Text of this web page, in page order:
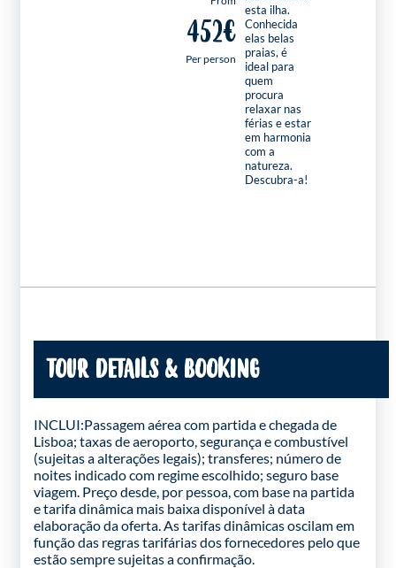
452€
Per person
esta ilha.
Conhecida
elas belas
praias, é
ideal para
quem
procura
relaxar nas
férias e estar
em harmonia
com a
natureza.
Descubra-a!
TOUR DETAILS & BOOKING
INCLUI:Passagem aérea com partida e chegada de
Lisboa; taxas de aeroporto, segurança e combustível
(sujeitas a alterações legais); transferes; número de
noites indicado com regime escolhido; seguro base
viagem. Preço desde, por pessoa, com base na partida
e tarifa dinâmica mais baixa disponível à data
elaboração da oferta. As tarifas dinâmicas oscilam em
função das regras tarifárias dos fornecedores pelo que
estão sempre sujeitas a confirmação.